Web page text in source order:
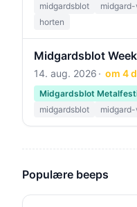
midgardsblot
horten
Midgardsblot
14. aug. 2026 om 4
Midgardsblot
midgardsblot
Populære beeps